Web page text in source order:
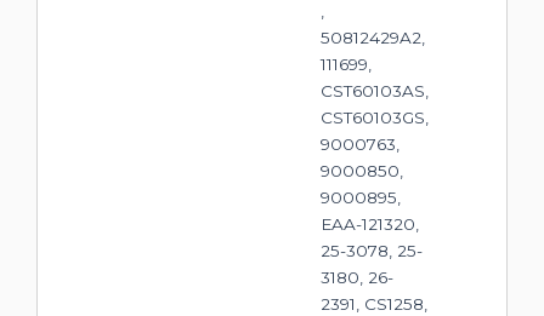
,
50812429A2,
111699,
CST60103AS,
CST60103GS,
9000763,
9000850,
9000895,
EAA-121320,
25-3078, 25-
3180, 26-
2391, CS1258,